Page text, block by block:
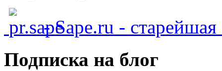
- Sape.ru -
Подписка на блог